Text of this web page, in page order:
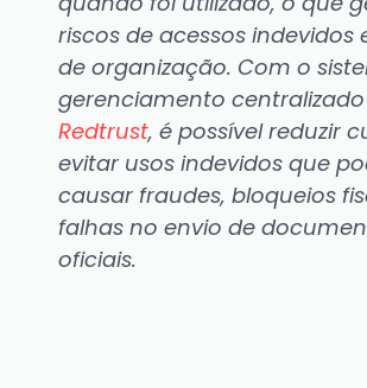
riscos de acessos indevidos
de organização. Com o
gerenciamento
Redtrust, é possível reduzir
evitar usos indevidos que
causar fraudes, bloqueios
falhas no envio de
oficiais.